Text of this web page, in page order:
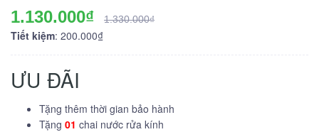
1.130.000₫ 1.330.000₫
Tiết kiệm: 200.000₫
ƯU ĐÃI
Tặng thêm thời gian bảo hành
Tặng 01 chai nước rửa kính